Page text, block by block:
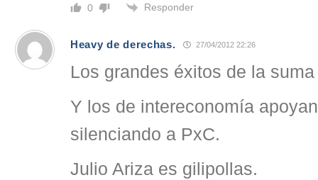
0 Responder
Heavy de derechas. 27/04/2012 22:26
Los grandes éxitos de la
Y los de intereconomía
silenciando a PxC.
Julio Ariza es gilipollas.